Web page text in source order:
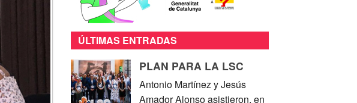
ÚLTIMAS ENTRADAS
PLAN PARA LA LSC
Antonio Martínez y Jesús
Amador Alonso asistieron, en